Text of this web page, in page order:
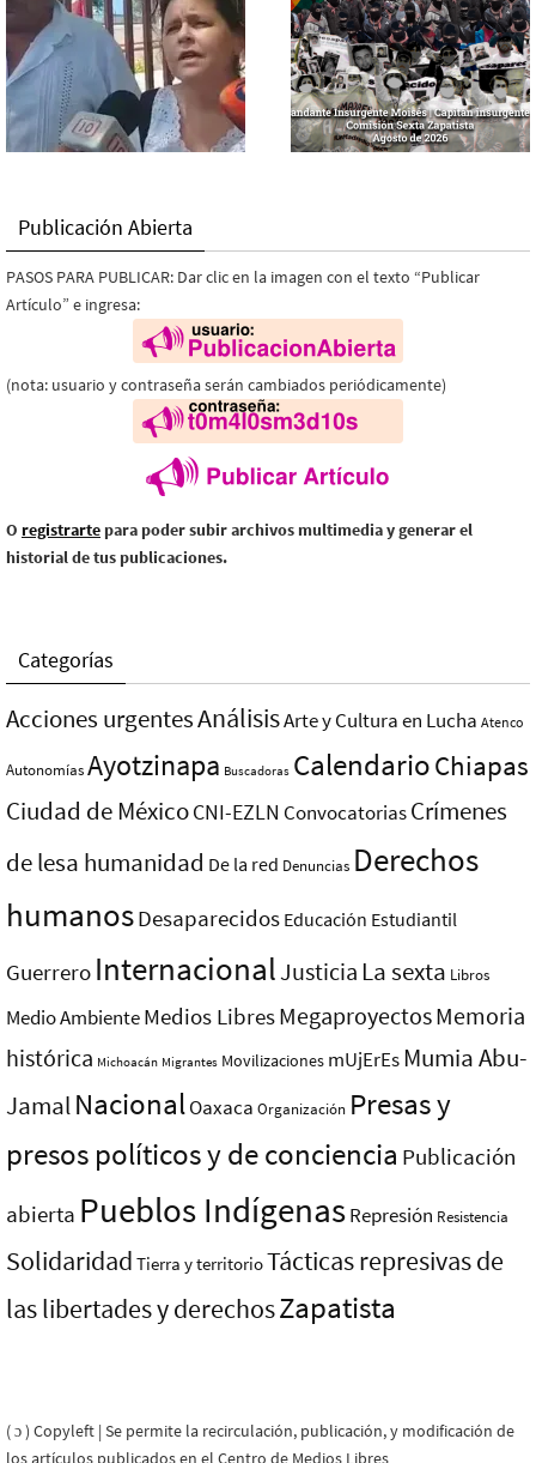
Publicación Abierta
PASOS PARA PUBLICAR: Dar clic en la imagen con el texto “Publicar
Artículo” e ingresa:
(nota: usuario y contraseña serán cambiados periódicamente)
O registrarte para poder subir archivos multimedia y generar el
historial de tus publicaciones.
Categorías
Acciones urgentesAnálisisArte y Cultura en Lucha Atenco
AutonomíasAyotzinapa Buscadoras CalendarioChiapas
Ciudad de MéxicoCNI-EZLN ConvocatoriasCrímenes
de lesa humanidad De la red Denuncias Derechos
humanosDesaparecidos Educación Estudiantil
Guerrero InternacionalJusticia La sexta Libros
Medio AmbienteMedios LibresMegaproyectosMemoria
histórica Michoacán Migrantes Movilizaciones mUjErEsMumia Abu-
JamalNacionalOaxaca Organización Presas y
presos polí­ticos y de conciencia Publicación
abierta Pueblos Indí­genasRepresión Resistencia
Solidaridad Tierra y territorioTácticas represivas de
las libertades y derechosZapatista
( ɔ ) Copyleft | Se permite la recirculación, publicación, y modificación de
los artículos publicados en el Centro de Medios Libres